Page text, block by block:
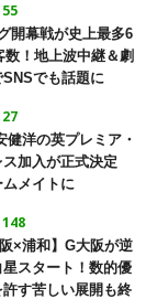
55
開幕戦が史上最多6
数！地上波中継＆劇
でも話題に
27
健洋の英プレミア・
ス加入が正式決定
メイトに
148
×浦和】G大阪が逆
スタート！数的優
す苦しい展開も終